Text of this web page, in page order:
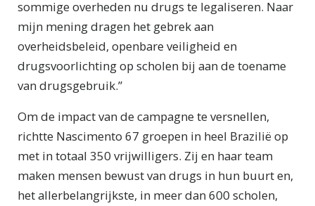
sommige overheden nu drugs te legaliseren. Naar
mijn mening dragen het gebrek aan
overheidsbeleid, openbare veiligheid en
drugsvoorlichting op scholen bij aan de toename
van drugsgebruik.”
Om de impact van de campagne te versnellen,
richtte Nascimento 67 groepen in heel Brazilië op
met in totaal 350 vrijwilligers. Zij en haar team
maken mensen bewust van drugs in hun buurt en,
het allerbelangrijkste, in meer dan 600 scholen,